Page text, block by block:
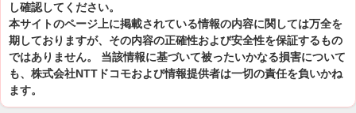
し確認してください。
本サイトのページ上に掲載されている情報の内容に関しては万全を
期しておりますが、その内容の正確性および安全性を保証するもの
ではありません。 当該情報に基づいて被ったいかなる損害について
も、株式会社NTTドコモおよび情報提供者は一切の責任を負いかね
ます。